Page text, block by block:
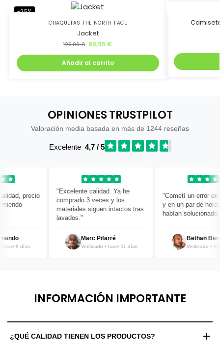
-25%
CHAQUETAS THE NORTH FACE
Jacket
120,00€ 89,95 €
Añadir al carrito
OPINIONES TRUSTPILOT
Valoración media basada en más de 1244 reseñas
Excelente 4,7 / 5
precio
9 días
"Excelente calidad. Ya he
comprado 3 veces y los
materiales siguen intactos tras
lavados."
Marc Pifarré
Verificado • hace 11 días
"Cometí un error en
y en un par de horas
habían solucionado.
Bethan
Verificado • hace
INFORMACIÓN IMPORTANTE
¿QUÉ CALIDAD TIENEN LOS PRODUCTOS?